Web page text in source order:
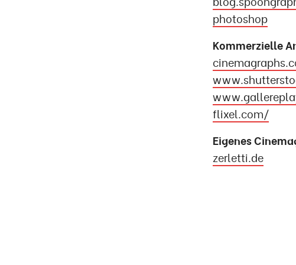
photoshop
Kommerzielle
flixel.com/
Eigenes
zerletti.de